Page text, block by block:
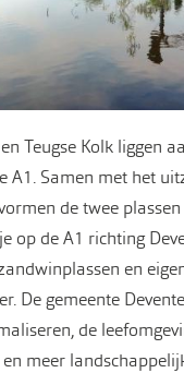
Teugse Kolk liggen
A1. Samen met het
de twee
op de A1 richting
en
De gemeente
de
meer